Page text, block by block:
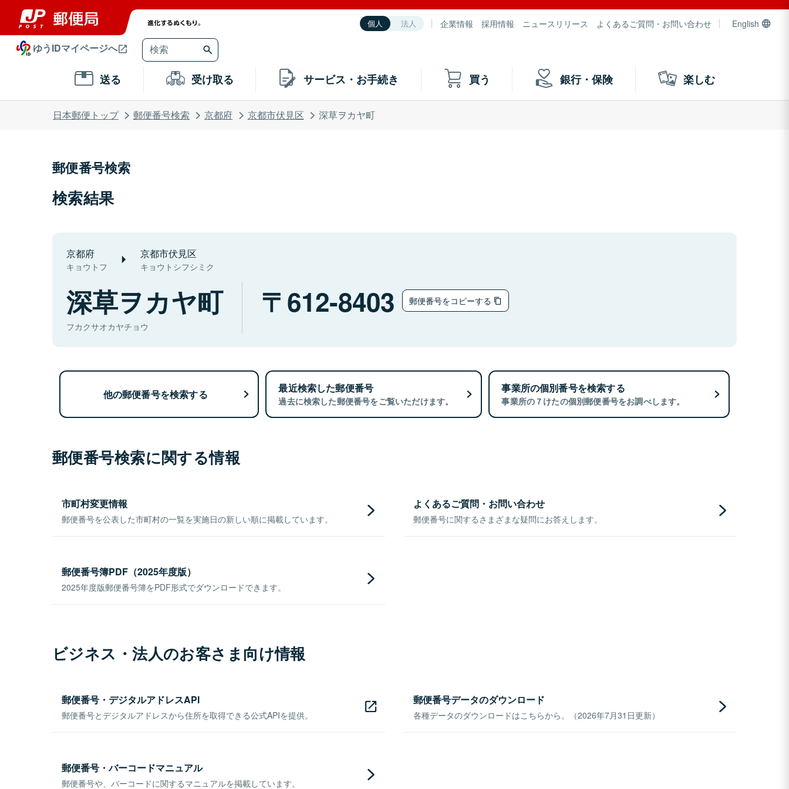
個人 法人 企業情報 採用情報 ニュースリリース よくあるご質問・お問い合わせ English
ゆうIDマイページへ
送る 受け取る サービス・お手続き 買う 銀行・保険 楽しむ
日本郵便トップ 郵便番号検索 京都府 京都市伏見区 深草ヲカヤ町
郵便番号検索
検索結果
京都府
キョウトフ
京都市伏見区
キョウトシフシミク
深草ヲカヤ町
フカクサオカヤチョウ
612-8403 郵便番号をコピーする
他の郵便番号を検索する 最近検索した郵便番号
過去に検索した郵便番号をご覧いただけます。
事業所の個別番号を検索する
事業所の７けたの個別郵便番号をお調べします。
郵便番号検索に関する情報
市町村変更情報
郵便番号を公表した市町村の一覧を実施日の新しい順に掲載しています。
よくあるご質問・お問い合わせ
郵便番号に関するさまざまな疑問にお答えします。
郵便番号簿PDF（2025年度版）
2025年度版郵便番号簿をPDF形式でダウンロードできます。
ビジネス・法人のお客さま向け情報
郵便番号・デジタルアドレスAPI
郵便番号とデジタルアドレスから住所を取得できる公式APIを提供。
郵便番号データのダウンロード
各種データのダウンロードはこちらから。（2026年7月31日更新）
郵便番号・バーコードマニュアル
郵便番号や、バーコードに関するマニュアルを掲載しています。